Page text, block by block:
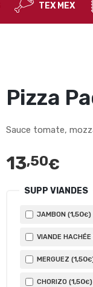
adresse
TEX MEX
Pizza
Sauce tomate,
13,50€
SUPP VIANDES
JAMBON (1,50€)
VIANDE HACHÉE
MERGUEZ (1,50€
CHORIZO (1,50€)